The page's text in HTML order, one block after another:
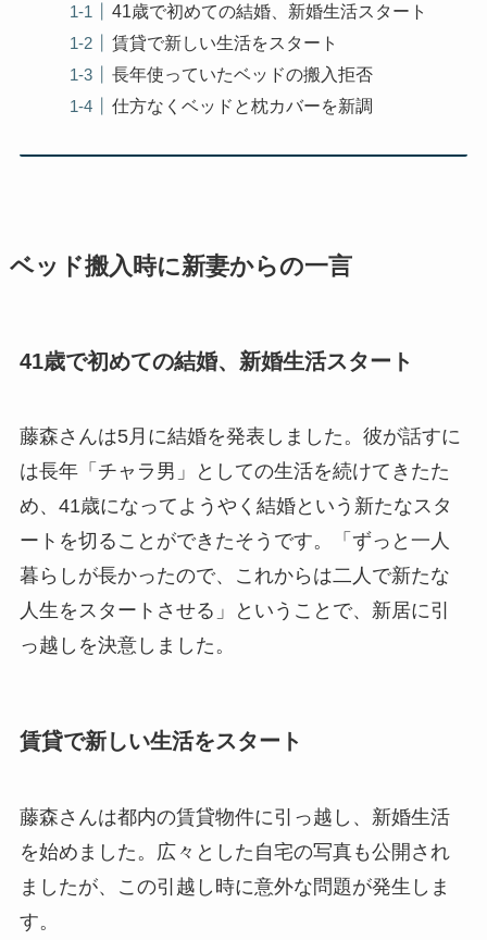
41歳で初めての結婚、新婚生活スタート
賃貸で新しい生活をスタート
長年使っていたベッドの搬入拒否
仕方なくベッドと枕カバーを新調
ベッド搬入時に新妻からの一言
41歳で初めての結婚、新婚生活スタート
藤森さんは5月に結婚を発表しました。彼が話すに
は長年「チャラ男」としての生活を続けてきたた
め、41歳になってようやく結婚という新たなスタ
ートを切ることができたそうです。「ずっと一人
暮らしが長かったので、これからは二人で新たな
人生をスタートさせる」ということで、新居に引
っ越しを決意しました。
賃貸で新しい生活をスタート
藤森さんは都内の賃貸物件に引っ越し、新婚生活
を始めました。広々とした自宅の写真も公開され
ましたが、この引越し時に意外な問題が発生しま
す。